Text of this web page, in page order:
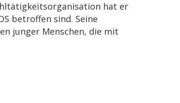
hat er
betroffen sind. Seine
junger Menschen, die mit